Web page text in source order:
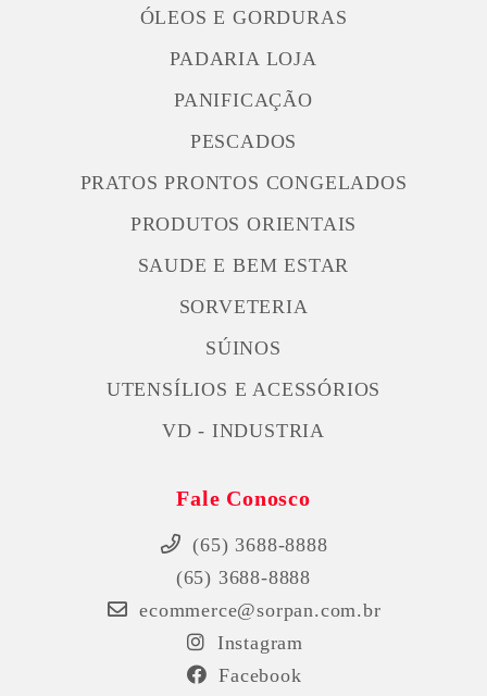
ÓLEOS E GORDURAS
PADARIA LOJA
PANIFICAÇÃO
PESCADOS
PRATOS PRONTOS CONGELADOS
PRODUTOS ORIENTAIS
SAUDE E BEM ESTAR
SORVETERIA
SÚINOS
UTENSÍLIOS E ACESSÓRIOS
VD - INDUSTRIA
Fale Conosco
(65) 3688-8888
(65) 3688-8888
ecommerce@sorpan.com.br
Instagram
Facebook